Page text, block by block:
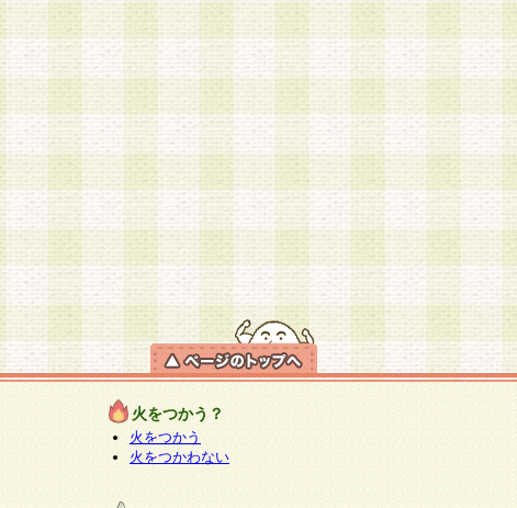
火をつかう？
火をつかう
火をつかわない